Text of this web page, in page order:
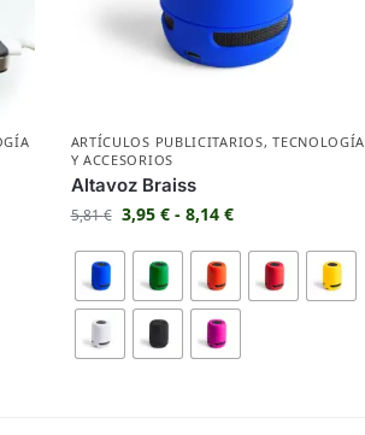
ARTÍCULOS PUBLICITARIOS,TECNOLOGÍA
Y ACCESORIOS
Altavoz Braiss
5,81€ 3,95 € - 8,14 €